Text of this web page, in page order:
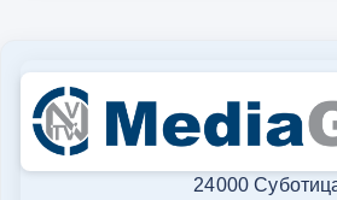
24000